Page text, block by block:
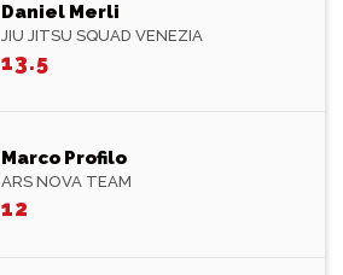
Daniel Merli
JIU JITSU SQUAD VENEZIA
13.5
Marco Profilo
ARS NOVA TEAM
12